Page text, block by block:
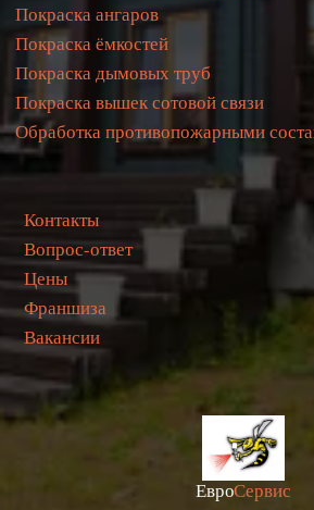
Покраска ангаров
Покраска ёмкостей
Покраска дымовых труб
Покраска вышек сотовой связи
Обработка противопожарными
  Контакты
Вопрос-ответ
  Цены
Франшиза
  Ваканси
и
ЕвроСервис